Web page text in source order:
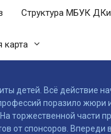
Структура МБУК
карта
детей. Всё действие
поразило жюри
торжественной части
от спонсоров.